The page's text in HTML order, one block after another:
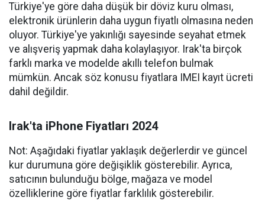
Türkiye'ye göre daha düşük bir döviz kuru olması,
elektronik ürünlerin daha uygun fiyatlı olmasına neden
oluyor. Türkiye'ye yakınlığı sayesinde seyahat etmek
ve alışveriş yapmak daha kolaylaşıyor. Irak'ta birçok
farklı marka ve modelde akıllı telefon bulmak
mümkün. Ancak söz konusu fiyatlara IMEI kayıt ücreti
dahil değildir.
Irak'ta iPhone Fiyatları 2024
Not: Aşağıdaki fiyatlar yaklaşık değerlerdir ve güncel
kur durumuna göre değişiklik gösterebilir. Ayrıca,
satıcının bulunduğu bölge, mağaza ve model
özelliklerine göre fiyatlar farklılık gösterebilir.